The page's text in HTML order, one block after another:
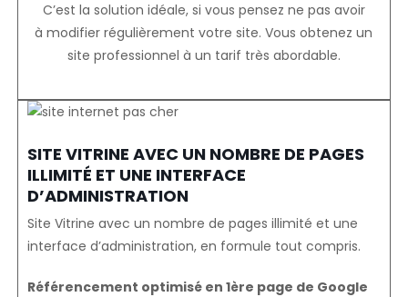
C’est la solution idéale, si vous pensez ne pas avoir
à modifier régulièrement votre site. Vous obtenez un
site professionnel à un tarif très abordable.
SITE VITRINE AVEC UN NOMBRE DE PAGES
ILLIMITÉ ET UNE INTERFACE
D’ADMINISTRATION
Site Vitrine avec un nombre de pages illimité et une
interface d’administration, en formule tout compris.
Référencement optimisé en 1ère page de Google